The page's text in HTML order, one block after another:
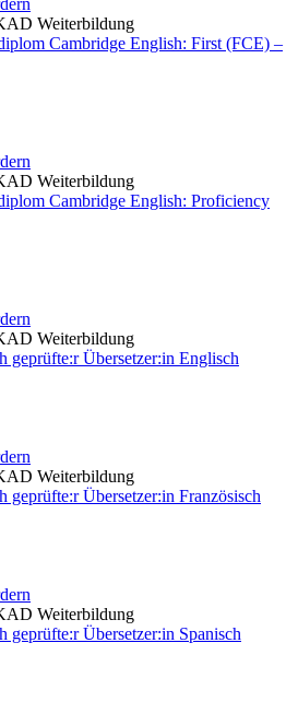
Weiterbildung
Cambridge English: First (FCE) –
Weiterbildung
Cambridge English: Proficiency
Weiterbildung
Übersetzer:in Englisch
Weiterbildung
Übersetzer:in Französisch
Weiterbildung
Übersetzer:in Spanisch